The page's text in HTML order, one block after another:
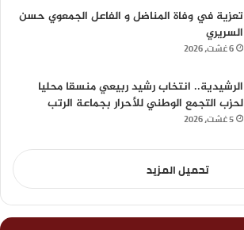
تعزية في وفاة المناضل و الفاعل الجمعوي حسن
السريري
6 غشت، 2026
الرشيدية.. انتخاب رشيد ربيعي منسقا محليا
لحزب التجمع الوطني للأحرار بجماعة الرتب
5 غشت، 2026
تحميل المزيد